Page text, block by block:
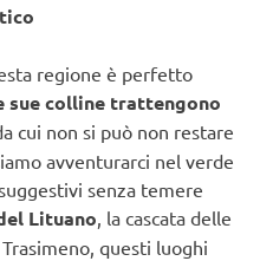
regione è perfetto
sue colline trattengono
cui non si può non restare
avventurarci nel verde
senza temere
Lituano , la cascata delle
questi luoghi